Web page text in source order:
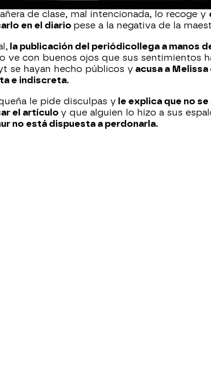
enojada, tira el artículo a la basura, pero
de clase, mal intencionada, lo recoge y
en el diario pese a la negativa de la
la publicación del periódico llega a manos
ve con buenos ojos que sus sentimientos
se hayan hecho públicos y acusa a Melissa
e indiscreta.
le pide disculpas y le explica que no se
el artículo y que alguien lo hizo a sus
no está dispuesta a perdonarla.